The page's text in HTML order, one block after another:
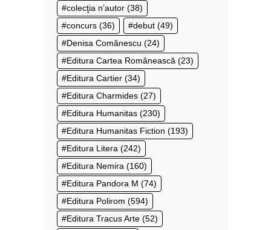
colecţia n’autor (38)
concurs (36) debut (49)
Denisa Comănescu (24)
Editura Cartea Românească (23)
Editura Cartier (34)
Editura Charmides (27)
Editura Humanitas (230)
Editura Humanitas Fiction (193)
Editura Litera (242)
Editura Nemira (160)
Editura Pandora M (74)
Editura Polirom (594)
Editura Tracus Arte (52)